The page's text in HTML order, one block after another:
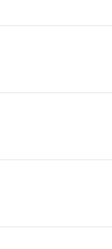
给-熊本熊-打赏
自定义